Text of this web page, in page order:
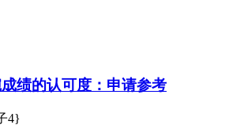
绩的认可度：申请参考
4}